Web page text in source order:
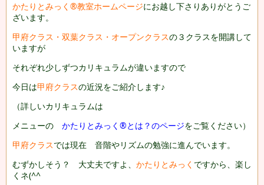
かたりとみっく®教室ホームページにお越し下さりありがとうご
ざいます。
甲府クラス・双葉クラス・オープンクラスの３クラスを開講して
いますが
それぞれ少しずつカリキュラムが違いますので
今日は甲府クラスの近況をご紹介します♪
（詳しいカリキュラムは
メニューの かたりとみっく®とは？のページをご覧ください）
甲府クラスでは現在 音階やリズムの勉強に進んでいます。
むずかしそう？ 大丈夫ですよ、 かたりとみっく ですから、楽し
くネ(^^ゞ